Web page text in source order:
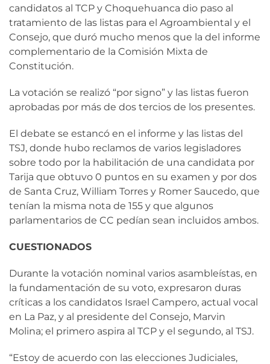
candidatos al TCP y Choquehuanca dio paso al
tratamiento de las listas para el Agroambiental y el
Consejo, que duró mucho menos que la del informe
complementario de la Comisión Mixta de
Constitución.
La votación se realizó “por signo” y las listas fueron
aprobadas por más de dos tercios de los presentes.
El debate se estancó en el informe y las listas del
TSJ, donde hubo reclamos de varios legisladores
sobre todo por la habilitación de una candidata por
Tarija que obtuvo 0 puntos en su examen y por dos
de Santa Cruz, William Torres y Romer Saucedo, que
tenían la misma nota de 155 y que algunos
parlamentarios de CC pedían sean incluidos ambos.
CUESTIONADOS
Durante la votación nominal varios asambleístas, en
la fundamentación de su voto, expresaron duras
críticas a los candidatos Israel Campero, actual vocal
en La Paz, y al presidente del Consejo, Marvin
Molina; el primero aspira al TCP y el segundo, al TSJ.
“Estoy de acuerdo con las elecciones Judiciales,